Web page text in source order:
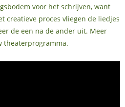
voor het schrijven, want
creatieve proces vliegen de liedjes
de een na de ander uit. Meer
theaterprogramma.